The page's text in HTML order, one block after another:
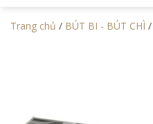
Trang chủ / BÚT BI - BÚT CHÌ